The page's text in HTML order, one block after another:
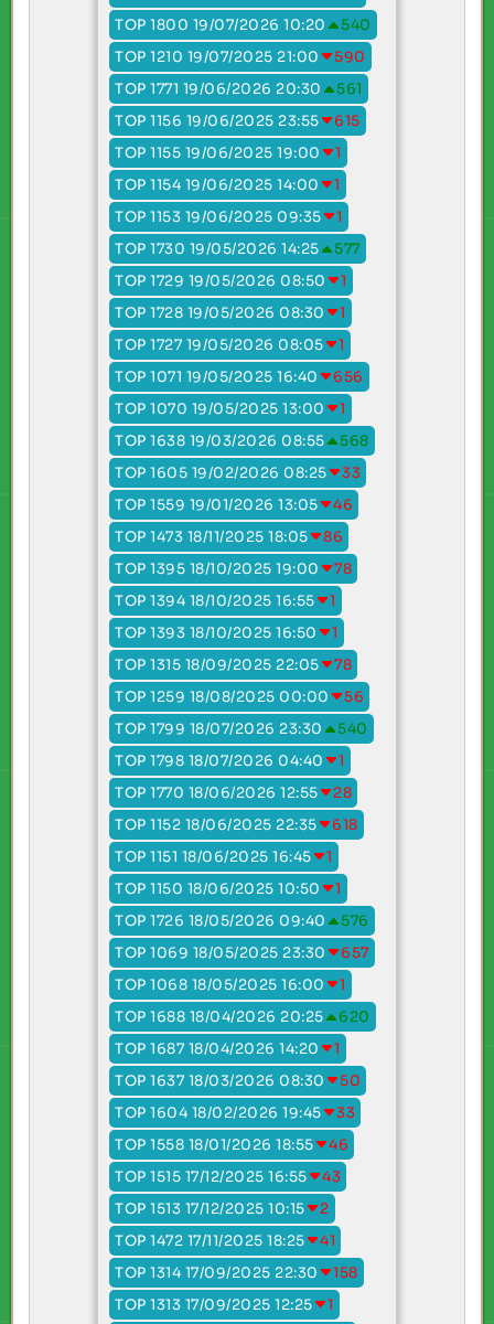
TOP 1800 19/07/2026 10:20
540
TOP 1210 19/07/2025 21:00
590
TOP 1771 19/06/2026 20:30
561
TOP 1156 19/06/2025 23:55
615
TOP 1155 19/06/2025 19:00
1
TOP 1154 19/06/2025 14:00
1
TOP 1153 19/06/2025 09:35
1
TOP 1730 19/05/2026 14:25
577
TOP 1729 19/05/2026 08:50
1
TOP 1728 19/05/2026 08:30
1
TOP 1727 19/05/2026 08:05
1
TOP 1071 19/05/2025 16:40
656
TOP 1070 19/05/2025 13:00
1
TOP 1638 19/03/2026 08:55
568
TOP 1605 19/02/2026 08:25
33
TOP 1559 19/01/2026 13:05
46
TOP 1473 18/11/2025 18:05
86
TOP 1395 18/10/2025 19:00
78
TOP 1394 18/10/2025 16:55
1
TOP 1393 18/10/2025 16:50
1
TOP 1315 18/09/2025 22:05
78
TOP 1259 18/08/2025 00:00
56
TOP 1799 18/07/2026 23:30
540
TOP 1798 18/07/2026 04:40
1
TOP 1770 18/06/2026 12:55
28
TOP 1152 18/06/2025 22:35
618
TOP 1151 18/06/2025 16:45
1
TOP 1150 18/06/2025 10:50
1
TOP 1726 18/05/2026 09:40
576
TOP 1069 18/05/2025 23:30
657
TOP 1068 18/05/2025 16:00
1
TOP 1688 18/04/2026 20:25
620
TOP 1687 18/04/2026 14:20
1
TOP 1637 18/03/2026 08:30
50
TOP 1604 18/02/2026 19:45
33
TOP 1558 18/01/2026 18:55
46
TOP 1515 17/12/2025 16:55
43
TOP 1513 17/12/2025 10:15
2
TOP 1472 17/11/2025 18:25
41
TOP 1314 17/09/2025 22:30
158
TOP 1313 17/09/2025 12:25
1